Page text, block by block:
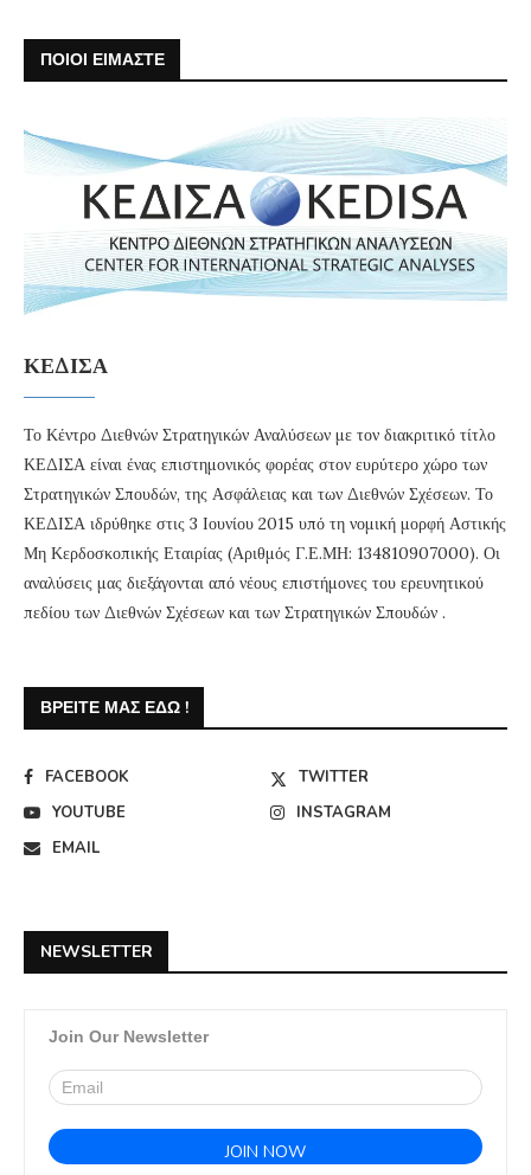
ΠΟΙΟΙ ΕΙΜΑΣΤΕ
ΚΕΔΙΣΑ
Το Κέντρο Διεθνών Στρατηγικών Αναλύσεων με τον διακριτικό τίτλο
ΚΕΔΙΣΑ είναι ένας επιστημονικός φορέας στον ευρύτερο χώρο των
Στρατηγικών Σπουδών, της Ασφάλειας και των Διεθνών Σχέσεων. Το
ΚΕΔΙΣΑ ιδρύθηκε στις 3 Ιουνίου 2015 υπό τη νομική μορφή Αστικής
Μη Κερδοσκοπικής Εταιρίας (Αριθμός Γ.Ε.ΜΗ: 134810907000). Οι
αναλύσεις μας διεξάγονται από νέους επιστήμονες του ερευνητικού
πεδίου των Διεθνών Σχέσεων και των Στρατηγικών Σπουδών .
ΒΡΕΊΤΕ ΜΑΣ ΕΔΏ !
FACEBOOK
TWITTER
YOUTUBE
INSTAGRAM
EMAIL
NEWSLETTER
Join Our Newsletter